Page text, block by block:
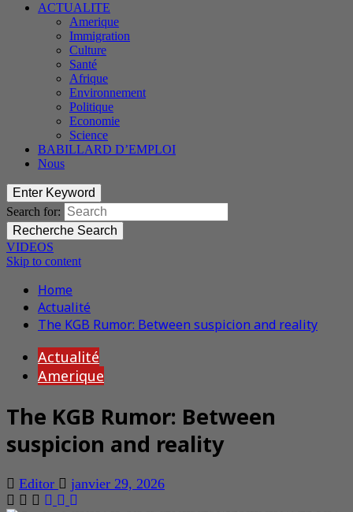
ACTUALITE
Amerique
Immigration
Culture
Santé
Afrique
Environnement
Politique
Economie
Science
BABILLARD D’EMPLOI
Nous
Enter Keyword
Search for:
Recherche Search
VIDEOS
Skip to content
Home
Actualité
The KGB Rumor: Between suspicion and reality
Actualité
Amerique
The KGB Rumor: Between
suspicion and reality
Editor janvier 29, 2026